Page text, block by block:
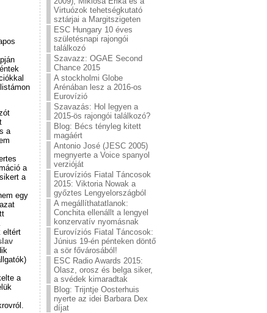
a
a
a
egy
eltért
a
Virtuózok tehetségkutató
sztárjai a Margitszigeten
ESC Hungary 10 éves
születésnapi rajongói
találkozó
Szavazz: OGAE Second
Chance 2015
A stockholmi Globe
Arénában lesz a 2016-os
Eurovízió
Szavazás: Hol legyen a
2015-ös rajongói találkozó?
Blog: Bécs tényleg kitett
magáért
Antonio José (JESC 2005)
megnyerte a Voice spanyol
verzióját
Eurovíziós Fiatal Táncosok
2015: Viktoria Nowak a
győztes Lengyelországból
A megállíthatatlanok:
Conchita ellenállt a lengyel
konzervatív nyomásnak
Eurovíziós Fiatal Táncosok:
Június 19-én pénteken döntő
a sör fővárosából!
ESC Radio Awards 2015:
Olasz, orosz és belga siker,
a svédek kimaradtak
Blog: Trijntje Oosterhuis
nyerte az idei Barbara Dex
díjat